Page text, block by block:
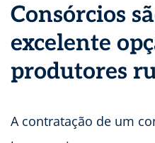
Consórcios
excelente
produtores
A contratação de um